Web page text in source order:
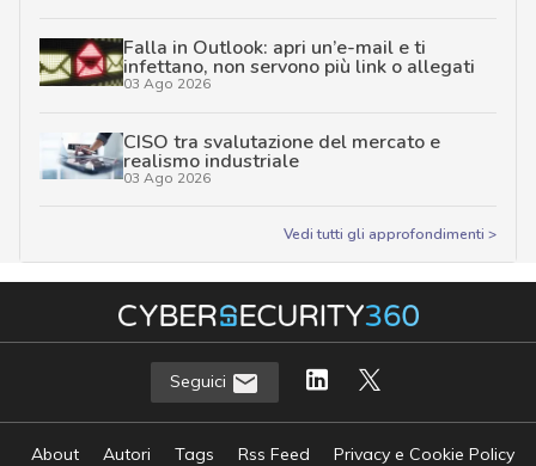
Falla in Outlook: apri un’e-mail e ti
infettano, non servono più link o allegati
03 Ago 2026
CISO tra svalutazione del mercato e
realismo industriale
03 Ago 2026
Vedi tutti gli approfondimenti >
Seguici
About Autori Tags Rss Feed
Privacy e Cookie Policy